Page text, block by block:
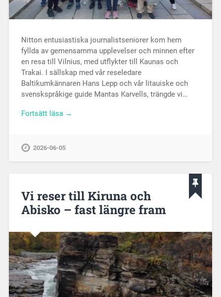
Nitton entusiastiska journalistseniorer kom hem
fyllda av gemensamma upplevelser och minnen efter
en resa till Vilnius, med utflykter till Kaunas och
Trakai. I sällskap med vår reseledare
Baltikumkännaren Hans Lepp och vår litauiske och
svenskspråkige guide Mantas Karvells, trängde vi…
Fortsätt läsa →
2026-06-05
Vi reser till Kiruna och
Abisko – fast längre fram